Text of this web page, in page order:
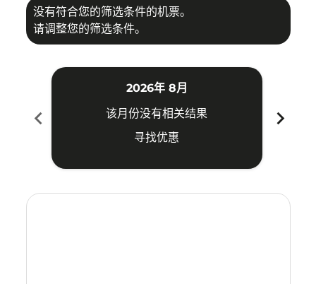
没有符合您的筛选条件的机票。
请调整您的筛选条件。
chevron_left
2026年 8月
该月份没有相关结果
寻找优惠
chevron_right